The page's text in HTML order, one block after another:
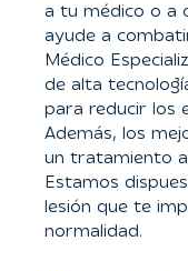
a tu médico o a
ayude a
Médico
de alta
para reducir los
Además, los
un tratamiento
Estamos
lesión que te
normalidad.